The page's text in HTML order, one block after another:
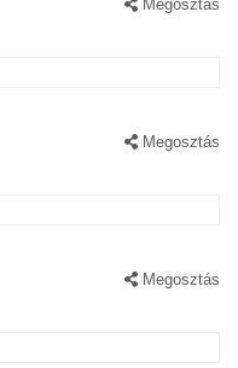
Megosztás
Megosztás
Megosztás